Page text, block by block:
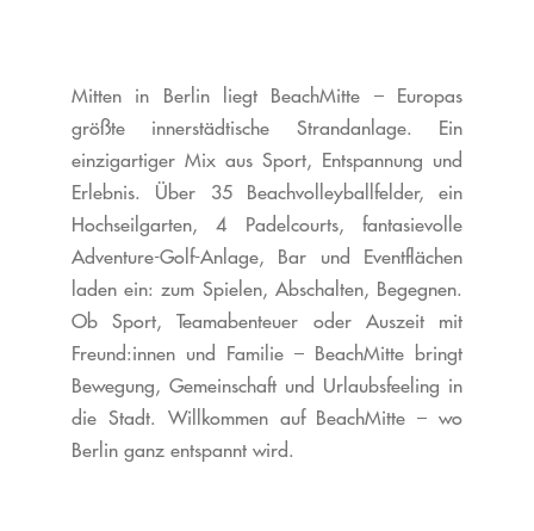
Mitten in Berlin liegt BeachMitte – Europas
größte innerstädtische Strandanlage. Ein
einzigartiger Mix aus Sport, Entspannung und
Erlebnis. Über 35 Beachvolleyballfelder, ein
Hochseilgarten, 4 Padelcourts, fantasievolle
Adventure-Golf-Anlage, Bar und Eventflächen
laden ein: zum Spielen, Abschalten, Begegnen.
Ob Sport, Teamabenteuer oder Auszeit mit
Freund:innen und Familie – BeachMitte bringt
Bewegung, Gemeinschaft und Urlaubsfeeling in
die Stadt. Willkommen auf BeachMitte – wo
Berlin ganz entspannt wird.